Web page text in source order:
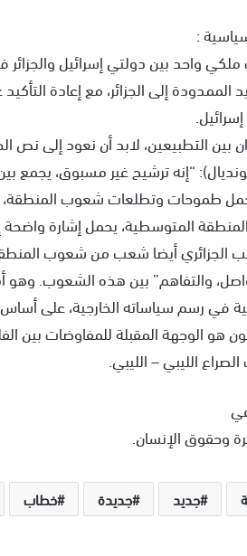
واحد بين دولتي إسرائيل
الممدودة إلى الجزائر، مع إعادة
بين التطبيعين، لابد أن نعود
“إنه ترشيح غير مسبوق، يجمع
طموحات وتطلعات شعوب المنطقة،
المتوسطية، يحمل إشارة
الجزائري أيضا شعب من شعوب
والتفاهم” بين هذه الشعوب.
في رسم سياساته الخارجية، على
هو الوجهة المقبلة للمفاوضات بين
الليبي – الليبي.
وحقوق الإنسان.
جديد جديدة خطاب